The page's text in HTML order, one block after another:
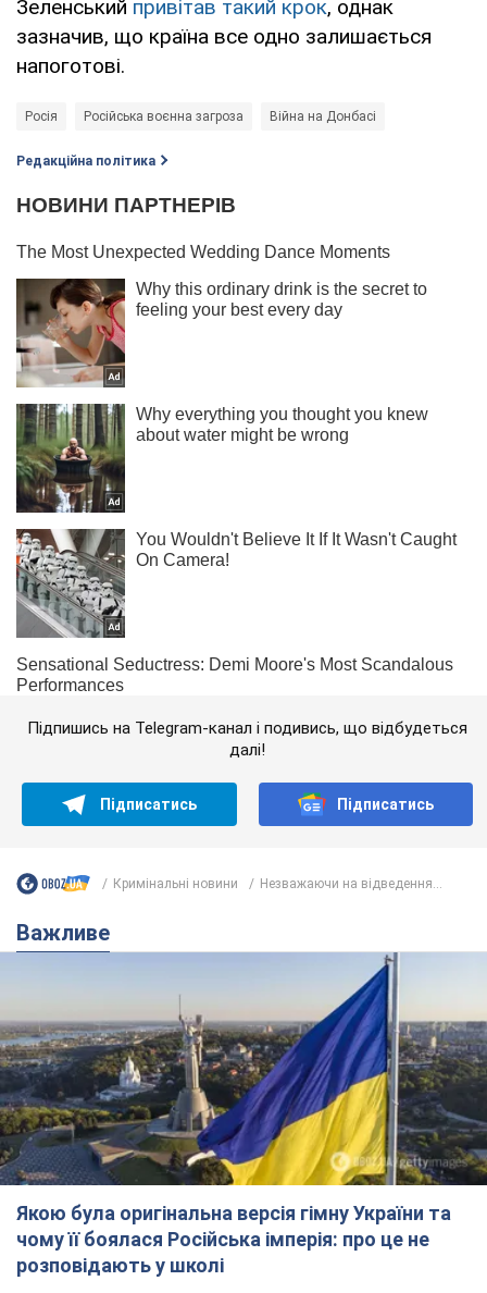
Зеленський привітав такий крок, однак
зазначив, що країна все одно залишається
напоготові.
Росія Російська воєнна загроза Війна на Донбасі
Редакційна політика
Підпишись на Telegram-канал і подивись, що відбудеться
далі!
Підписатись Підписатись
Кримінальні новини Незважаючи на відведення...
Важливе
Якою була оригінальна версія гімну України та
чому її боялася Російська імперія: про це не
розповідають у школі